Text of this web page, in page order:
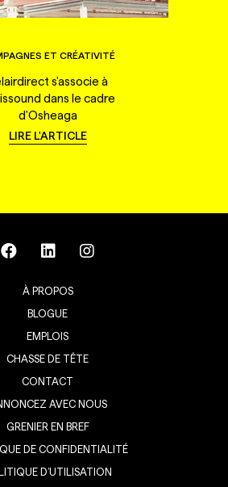
ET CRÉATIVITÉ
s'associe à
dans le cadre
d'Osheaga
LIRE L'ARTICLE
À PROPOS
BLOGUE
EMPLOIS
CHASSE DE TÊTE
CONTACT
AVEC NOUS
GRENIER EN BREF
DE CONFIDENTIALITÉ
D’UTILISATION